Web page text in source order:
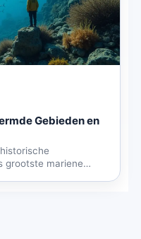
Gebieden en
grootste mariene